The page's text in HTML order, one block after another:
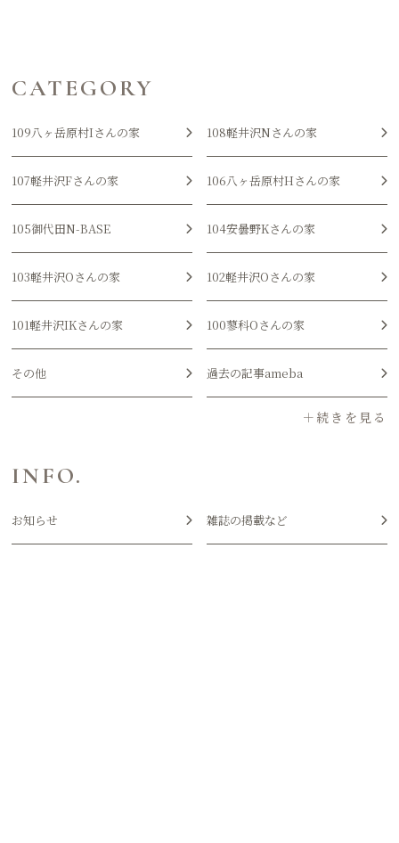
CATEGORY
109八ヶ岳原村Iさんの家 108軽井沢Nさんの家
107軽井沢Fさんの家 106八ヶ岳原村Hさんの家
105御代田N-BASE 104安曇野Kさんの家
103軽井沢Oさんの家 102軽井沢Oさんの家
101軽井沢IKさんの家 100蓼科Oさんの家
その他 過去の記事ameba
INFO.
お知らせ 雑誌の掲載など